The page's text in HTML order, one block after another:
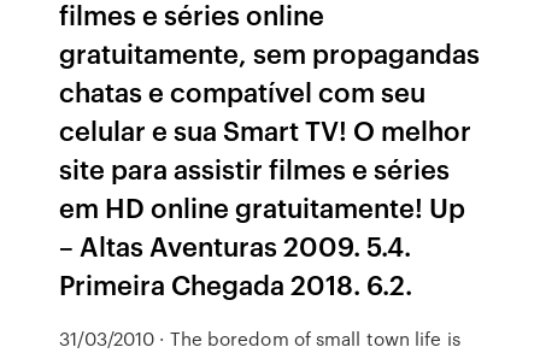
filmes e séries online
gratuitamente, sem propagandas
chatas e compatível com seu
celular e sua Smart TV! O melhor
site para assistir filmes e séries
em HD online gratuitamente! Up
– Altas Aventuras 2009. 5.4.
Primeira Chegada 2018. 6.2.
31/03/2010 · The boredom of small town life is